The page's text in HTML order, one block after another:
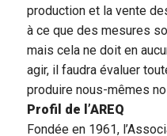
production et la vente
à ce que des mesures
mais cela ne doit en
agir, il faudra évaluer
produire nous-mêmes
Profil de l’AREQ
Fondée en 1961,